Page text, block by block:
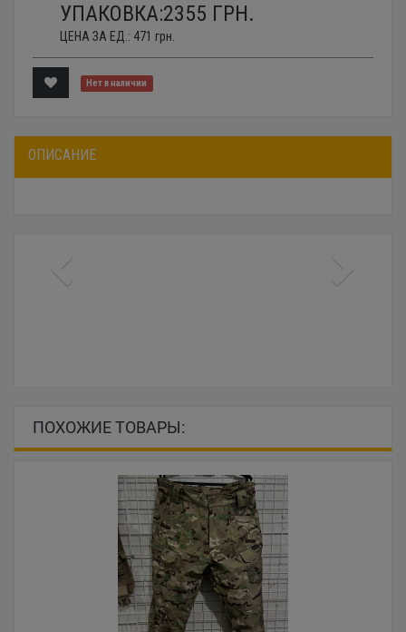
УПАКОВКА:2355 ГРН.
ЦЕНА ЗА ЕД.: 471 грн.
Нет в наличии
ОПИСАНИЕ
ПОХОЖИЕ ТОВАРЫ: